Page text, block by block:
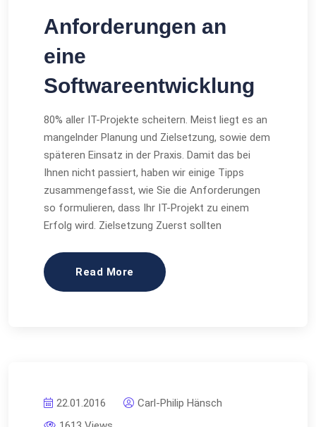
Anforderungen an
eine
Softwareentwicklung
80% aller IT-Projekte scheitern. Meist liegt es an
mangelnder Planung und Zielsetzung, sowie dem
späteren Einsatz in der Praxis. Damit das bei
Ihnen nicht passiert, haben wir einige Tipps
zusammengefasst, wie Sie die Anforderungen
so formulieren, dass Ihr IT-Projekt zu einem
Erfolg wird. Zielsetzung Zuerst sollten
Read More
22.01.2016
Carl-Philip Hänsch